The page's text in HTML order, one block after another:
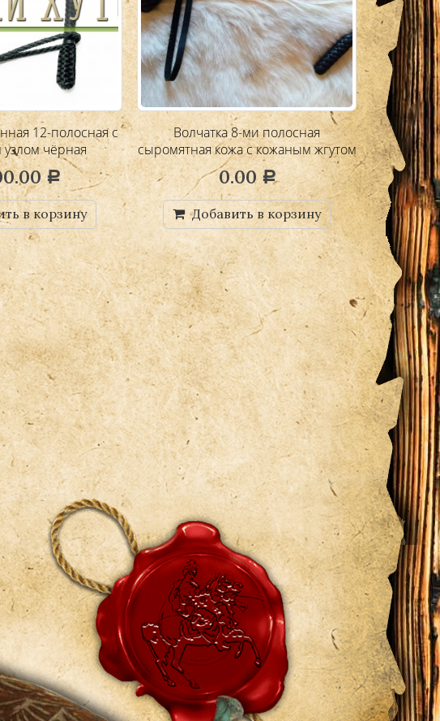
12-полосная с
чёрная
Р
в корзину
Волчатка 8-ми полосная
сыромятная кожа с кожаным жгутом
внутри (цена по запросу)
0.00 Р
Добавить в корзину
Волчатка